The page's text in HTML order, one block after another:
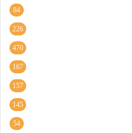
84
226
470
167
157
145
54